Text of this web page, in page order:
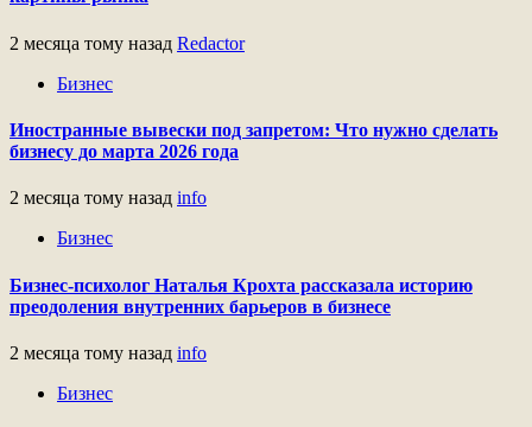
2 месяца тому назад Redactor
Бизнес
Иностранные вывески под запретом: Что нужно сделать
бизнесу до марта 2026 года
2 месяца тому назад info
Бизнес
Бизнес-психолог Наталья Крохта рассказала историю
преодоления внутренних барьеров в бизнесе
2 месяца тому назад info
Бизнес